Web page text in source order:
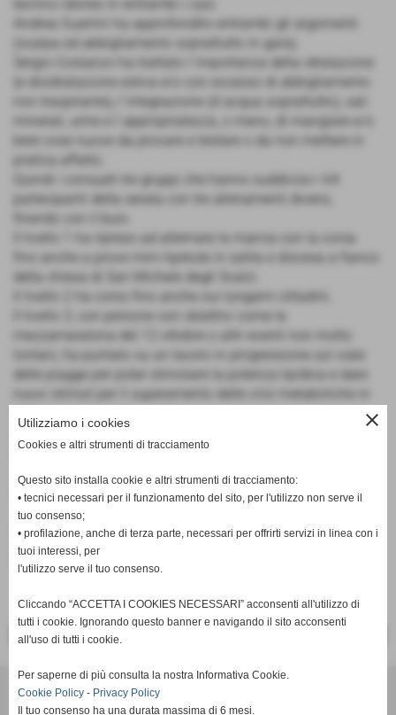
tecnico idoneo in entrambi i casi.
Andrea Guerrini ha approfondito entrambi gli argomenti
(scarpa ed abbigliamento soprattutto in gara).
Sergio Costanzo ha trattato l´importanza della idratazione
(e disidratazione estiva e/o con eccesso di abbigliamento
non traspirante), l´integrazione (d´acqua soprattutto), sali
minerali, urine e l´appropriatezza, o meno, di mangiare e/o
bere cose nuove da provare e testare o da non mettere in
pratica affatto.
Quindi i consueti tre gruppi che hanno suddiviso i 64
partecipanti della serata con tre allenamenti diversi,
finendo con il buio.
Il livello 1 ha ripreso ad alternare la marcia con la corsa
fino anche a prove mini-ripetute in salita e discesa a fianco
della chiesa di San Michele degli Scalzi.
Il livello 2 ha corso fino anche sui lungarni cittadini.
Il livello 3, con persone con obiettivi come la
mezzamaratona del 12 ottobre o altri eventi non molto
lontani, ha puntato su un lavoro in progressione sul viale
delle piagge per poter stimolare la potenza lipidica e dare
nuovi stimoli per il superamento delle crisi metaboliche in
Al termine, tutti a fare defaticamento e stretching per un
mucchione di podisti che occupava la strada...
Appuntamento giovedì prossimo alle ore 18 sempre alle
Piagge (Lilli).
Fonte:Area Tecnica
inserisci un nuovo commento
<< PRECEDENTE
close
Utilizziamo i cookies
Cookies e altri strumenti di tracciamento
Questo sito installa cookie e altri strumenti di tracciamento:
• tecnici necessari per il funzionamento del sito, per l'utilizzo non serve il
tuo consenso;
• profilazione, anche di terza parte, necessari per offrirti servizi in linea con i
tuoi interessi, per
l'utilizzo serve il tuo consenso.
Cliccando “ACCETTA I COOKIES NECESSARI” acconsenti all'utilizzo di
tutti i cookie. Ignorando questo banner e navigando il sito acconsenti
all'uso di tutti i cookie.
Per saperne di più consulta la nostra Informativa Cookie.
Cookie Policy - Privacy Policy
Il tuo consenso ha una durata massima di 6 mesi.